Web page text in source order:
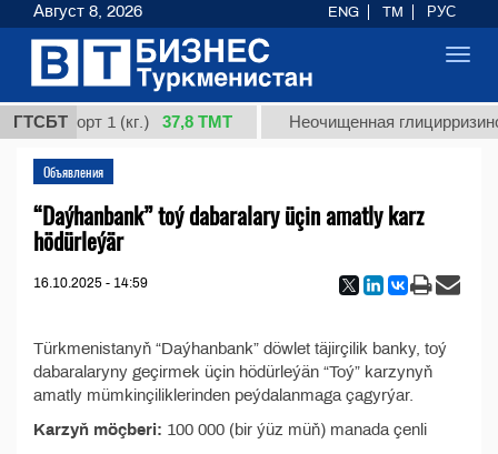
ГТСБТсорт 1 (кг.) 37,8 ТМТ Неочищенная
Объявления
“Daýhanbank” toý dabaralary üçin amatly karz
hödürleýär
16.10.2025 - 14:59
Türkmenistanyň “Daýhanbank” döwlet täjirçilik banky, toý
dabaralaryny geçirmek üçin hödürleýän “Toý” karzynyň
amatly mümkinçiliklerinden peýdalanmaga çagyrýar.
Karzyň möçberi: 100 000 (bir ýüz müň) manada çenli
Август 8, 2026 ENG TM РУС